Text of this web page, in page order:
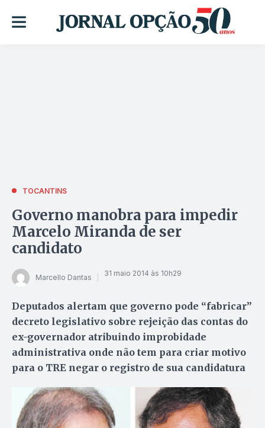
TOCANTINS
Governo manobra para impedir
Marcelo Miranda de ser
candidato
Marcello Dantas 31 maio 2014 às 10h29
Deputados alertam que governo pode “fabricar”
decreto legislativo sobre rejeição das contas do
ex-governador atribuindo improbidade
administrativa onde não tem para criar motivo
para o TRE negar o registro de sua candidatura